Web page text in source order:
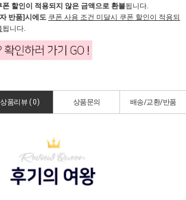
폰 할인이 적용되지 않은 금액으로 환불됩니다.
반품]시에도 쿠폰 사용 조건 미달시 쿠폰 할인이 적용되
됩니다.
상품리뷰 ( 0) 상품문의 배송/교환/반품